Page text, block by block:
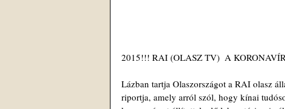
2015!!! RAI (OLASZ TV)  A
Lázban tartja Olaszországot a RAI olasz
riportja, amely arról szól, hogy kínai